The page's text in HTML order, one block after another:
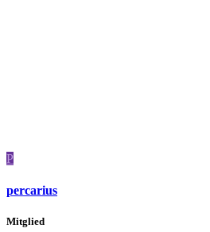
P
percarius
Mitglied